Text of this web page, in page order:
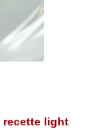
recette light